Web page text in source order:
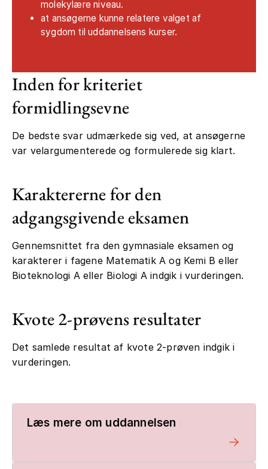
molekylære niveau.
at ansøgerne kunne relatere valget af
sygdom til uddannelsens kurser.
Inden for kriteriet
formidlingsevne
De bedste svar udmærkede sig ved, at ansøgerne
var velargumenterede og formulerede sig klart.
Karaktererne for den
adgangsgivende eksamen
Gennemsnittet fra den gymnasiale eksamen og
karakterer i fagene Matematik A og Kemi B eller
Bioteknologi A eller Biologi A indgik i vurderingen.
Kvote 2-prøvens resultater
Det samlede resultat af kvote 2-prøven indgik i
vurderingen.
Læs mere om uddannelsen